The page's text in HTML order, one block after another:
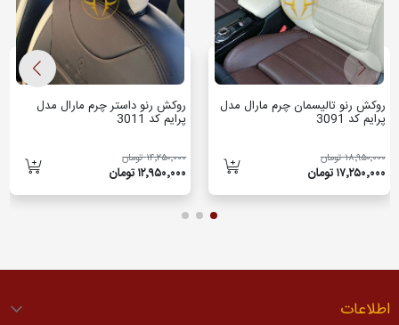
روکش رنو تالیسمان چرم مارال مدل
پرایم کد 3091
۱۸٬۹۵۰٬۰۰۰ تومان
۱۷٬۲۵۰٬۰۰۰ تومان
روکش رنو داستر چرم مارال مدل
پرایم کد 3011
۱۴٬۲۵۰٬۰۰۰ تومان
۱۲٬۹۵۰٬۰۰۰ تومان
اطلاعات